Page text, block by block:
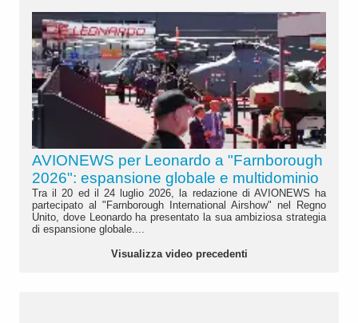
AVIONEWS per Leonardo a "Farnborough
2026": espansione globale e multidominio
Tra il 20 ed il 24 luglio 2026, la redazione di AVIONEWS ha
partecipato al "Farnborough International Airshow" nel Regno
Unito, dove Leonardo ha presentato la sua ambiziosa strategia
di espansione globale....
Visualizza video precedenti